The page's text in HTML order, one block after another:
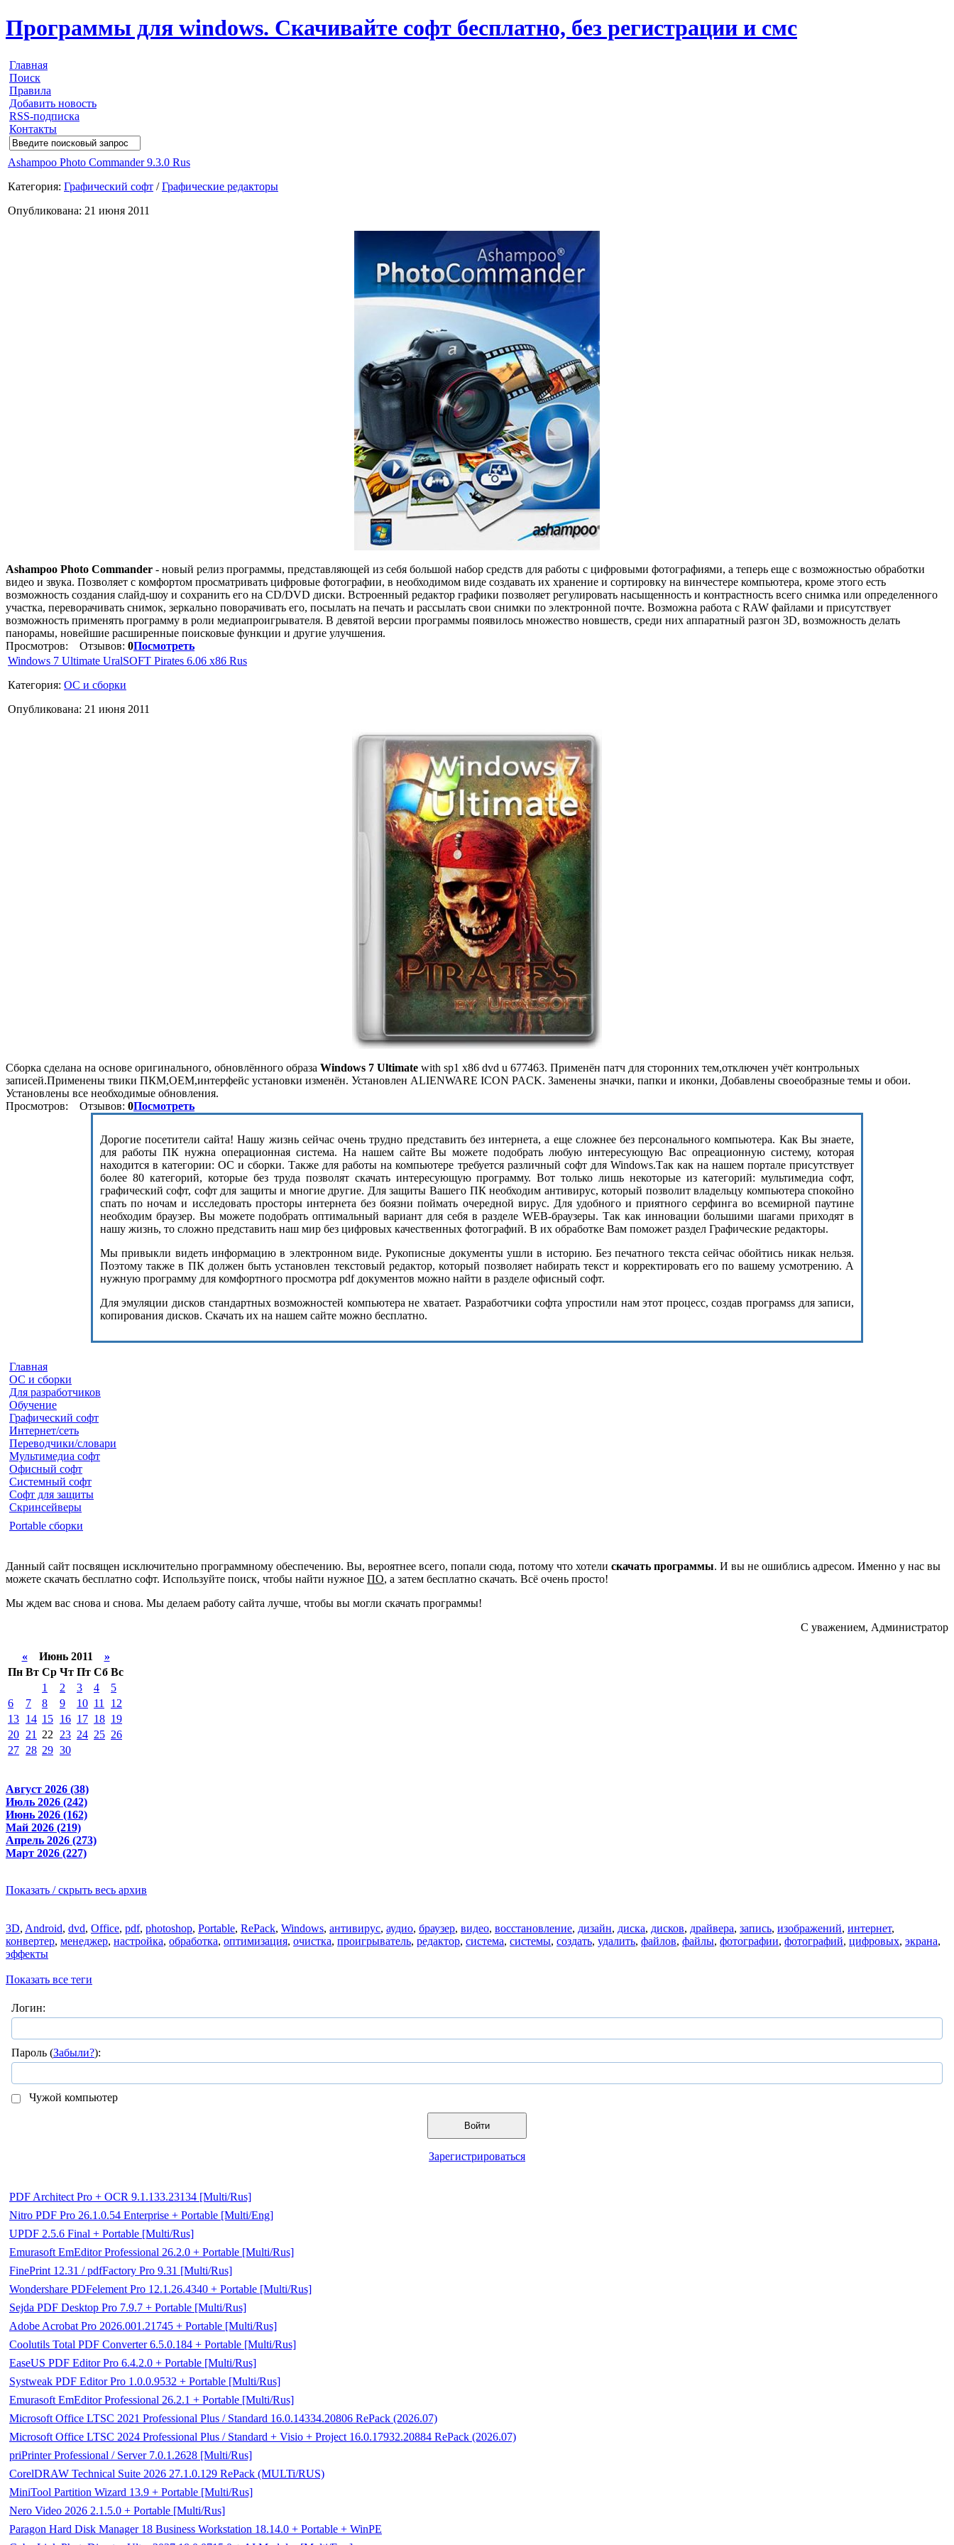
Программы для windows. Скачивайте софт бесплатно, без регистрации и смс
Главная
Поиск
Правила
Добавить новость
RSS-подписка
Контакты
Ashampoo Photo Commander 9.3.0 Rus
Категория: Графический софт /Графические редакторы
Опубликована: 21 июня 2011
Ashampoo Photo Commander - новый релиз программы, представляющей из себя большой набор средств для работы с цифровыми фотографиями, а теперь еще с возможностью обработки
видео и звука. Позволяет с комфортом просматривать цифровые фотографии, в необходимом виде создавать их хранение и сортировку на винчестере компьютера, кроме этого есть
возможность создания слайд-шоу и сохранить его на CD/DVD диски. Встроенный редактор графики позволяет регулировать насыщенность и контрастность всего снимка или определенного
участка, переворачивать снимок, зеркально поворачивать его, посылать на печать и рассылать свои снимки по электронной почте. Возможна работа с RAW файлами и присутствует
возможность применять программу в роли медиапроигрывателя. В девятой версии программы появилось множество новшеств, среди них аппаратный разгон 3D, возможность делать
панорамы, новейшие расширенные поисковые функции и другие улучшения.
Просмотров:
Отзывов: 0Посмотреть
Windows 7 Ultimate UralSOFT Pirates 6.06 x86 Rus
Категория: ОС и сборки
Опубликована: 21 июня 2011
Сборка сделана на основе оригинального, обновлённого образа Windows 7 Ultimate with sp1 x86 dvd u 677463. Применён патч для сторонних тем,отключен учёт контрольных
записей.Применены твики ПКМ,ОЕМ,интерфейс установки изменён. Установлен ALIENWARE ICON PACK. Заменены значки, папки и иконки, Добавлены своеобразные темы и обои.
Установлены все необходимые обновления.
Просмотров:
Отзывов: 0Посмотреть
Дорогие посетители сайта! Нашу жизнь сейчас очень трудно представить без интернета, а еще сложнее без персонального компьютера. Как Вы знаете,
для работы ПК нужна операционная система. На нашем сайте Вы можете подобрать любую интересующую Вас опреационную систему, которая
находится в категории: ОС и сборки. Также для работы на компьютере требуется различный софт для Windows.Так как на нашем портале присутствует
более 80 категорий, которые без труда позволят скачать интересующую программу. Вот только лишь некоторые из категорий: мультимедиа софт,
графический софт, софт для защиты и многие другие. Для защиты Вашего ПК необходим антивирус, который позволит владельцу компьютера спокойно
спать по ночам и исследовать просторы интернета без боязни поймать очередной вирус. Для удобного и приятного серфинга во всемирной паутине
необходим браузер. Вы можете подобрать оптимальный вариант для себя в разделе WEB-браузеры. Так как инновации большими шагами приходят в
нашу жизнь, то сложно представить наш мир без цифровых качественных фотографий. В их обработке Вам поможет раздел Графические редакторы.
Мы привыкли видеть информацию в электронном виде. Рукописные документы ушли в историю. Без печатного текста сейчас обойтись никак нельзя.
Поэтому также в ПК должен быть установлен текстовый редактор, который позволяет набирать текст и корректировать его по вашему усмотрению. А
нужную программу для комфортного просмотра pdf документов можно найти в разделе офисный софт.
Для эмуляции дисков стандартных возможностей компьютера не хватает. Разработчики софта упростили нам этот процесс, создав програмss для записи,
копирования дисков. Скачать их на нашем сайте можно бесплатно.
Главная
ОС и сборки
Для разработчиков
Обучение
Графический софт
Интернет/сеть
Переводчики/словари
Мультимедиа софт
Офисный софт
Системный софт
Софт для защиты
Скринсейверы
Portable сборки
Данный сайт посвящен исключительно программному обеспечению. Вы, вероятнее всего, попали сюда, потому что хотели скачать программы. И вы не ошиблись адресом. Именно у нас вы
можете скачать бесплатно софт. Используйте поиск, чтобы найти нужное ПО, а затем бесплатно скачать. Всё очень просто!
Мы ждем вас снова и снова. Мы делаем работу сайта лучше, чтобы вы могли скачать программы!
С уважением, Администратор
«Июнь 2011 »
Пн Вт Ср Чт Пт Сб Вс
1
2 3 4
5
6
7 8 9 10 11
12
13 14 15 16 17 18 19
20 21 22 23 24 25 26
27 28 29 30
Август 2026 (38)
Июль 2026 (242)
Июнь 2026 (162)
Май 2026 (219)
Апрель 2026 (273)
Март 2026 (227)
Показать / скрыть весь архив
3D, Android, dvd, Office, pdf, photoshop, Portable, RePack, Windows, антивирус, аудио, браузер, видео, восстановление, дизайн, диска, дисков, драйвера, запись, изображений, интернет,
конвертер, менеджер, настройка, обработка, оптимизация, очистка, проигрыватель, редактор, система, системы, создать, удалить, файлов, файлы, фотографии, фотографий, цифровых, экрана,
эффекты
Показать все теги
Логин:
Пароль (Забыли?):
Чужой компьютер
Войти
Зарегистрироваться
PDF Architect Pro + OCR 9.1.133.23134 [Multi/Rus]
Nitro PDF Pro 26.1.0.54 Enterprise + Portable [Multi/Eng]
UPDF 2.5.6 Final + Portable [Multi/Rus]
Emurasoft EmEditor Professional 26.2.0 + Portable [Multi/Rus]
FinePrint 12.31 / pdfFactory Pro 9.31 [Multi/Rus]
Wondershare PDFelement Pro 12.1.26.4340 + Portable [Multi/Rus]
Sejda PDF Desktop Pro 7.9.7 + Portable [Multi/Rus]
Adobe Acrobat Pro 2026.001.21745 + Portable [Multi/Rus]
Coolutils Total PDF Converter 6.5.0.184 + Portable [Multi/Rus]
EaseUS PDF Editor Pro 6.4.2.0 + Portable [Multi/Rus]
Systweak PDF Editor Pro 1.0.0.9532 + Portable [Multi/Rus]
Emurasoft EmEditor Professional 26.2.1 + Portable [Multi/Rus]
Microsoft Office LTSC 2021 Professional Plus / Standard 16.0.14334.20806 RePack (2026.07)
Microsoft Office LTSC 2024 Professional Plus / Standard + Visio + Project 16.0.17932.20884 RePack (2026.07)
priPrinter Professional / Server 7.0.1.2628 [Multi/Rus]
CorelDRAW Technical Suite 2026 27.1.0.129 RePack (MULTi/RUS)
MiniTool Partition Wizard 13.9 + Portable [Multi/Rus]
Nero Video 2026 2.1.5.0 + Portable [Multi/Rus]
Paragon Hard Disk Manager 18 Business Workstation 18.14.0 + Portable + WinPE